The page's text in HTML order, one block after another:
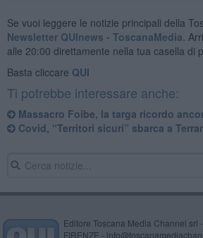
Se vuoi leggere le notizie principali della
Newsletter QUInews - ToscanaMedia.
alle 20:00 direttamente nella tua casella di
Basta cliccare QUI
Ti potrebbe interessare anche:
Massacro Foibe, la targa ricordo
Covid, “Territori sicuri” sbarca a
Editore Toscana Media Channel srl
FIRENZE -